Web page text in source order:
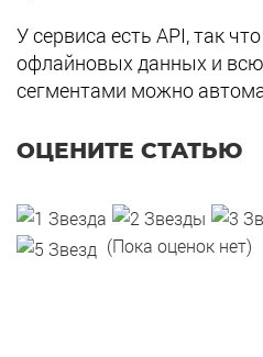
У сервиса есть API, так
офлайновых данных и
сегментами можно
ОЦЕНИТЕ СТАТЬЮ
(Пока оценок нет)